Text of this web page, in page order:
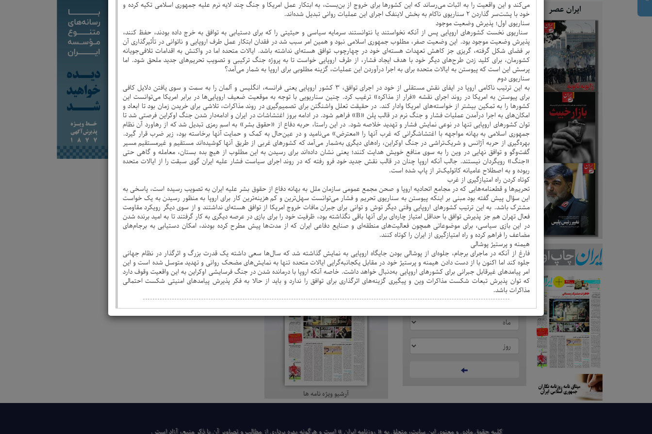
ایران عصر
می‌کند و این واقعیت را به اثبات می‌رساند که این کشورها برای خروج از بن‌بست، به ابتکار عمل امریکا و جنگ چند لایه نرم علیه جمهوری اسلامی تکیه کرده و
خود با پشت‌سر گذاردن 2 سناریوی ناکام به بخش لاینفک اجرای این عملیات روانی تبدیل شده‌اند.
سناریوی اول؛ پذیرش وضعیت موجود
سناریوی نخست کشورهای اروپایی پس از آنکه نخواستند یا نتوانستند سرمایه‌ سیاسی و حیثیتی را که برای دستیابی به توافق به خرج داده بودند، حفظ کنند،
پذیرش وضعیت موجود بود. این وضعیت صفر، مطلوب جمهوری اسلامی نبود و همین امر سبب شد در فقدان ابتکار عمل طرف اروپایی و ناتوانی در تأثیرگذاری آن
بر فضای شکل گرفته، گریزی جز کاهش تعهدات هسته‌ای خود در چهارچوب توافق هسته‌ای نداشته باشد. ایالات متحده اما در واکنش به اقدامات تلافی‌جویانه
کشورمان، برای کلید زدن طرح‌های دیگر خود با هدف ایجاد فشار، از طرف اروپایی خواست تا به پروژه جنگ ترکیبی و تصویب تحریم‌های جدید ملحق شود. اما
پرسش این است که پیوستن به ایالات متحده برای به اجرا درآوردن این عملیات، گزینه مطلوبی برای اروپا به شمار می‌آمد؟
سناریوی دوم
به این ترتیب ناکامی اروپا در ایفای نقش مستقلی از خود در اجرای توافق، 3 کشور اروپایی یعنی فرانسه، انگلیس و آلمان را به سمت و سوی یافتن دلایل کافی
برای پیوستن به امریکا در روند اجرای نقشه «فرار از مذاکره» ترغیب کرد. چنین سناریویی با توجه به موقعیت ضعیف اروپایی‌ها در برابر امریکا می‌توانست این
کشورها را به تمکین بیشتر از خواسته‌های امریکا وادار کند. در حقیقت تعلل واشنگتن برای تصمیم‌گیری در روند مذاکرات، تلاشی برای خریدن زمان بود تا ابعاد و
امکان‌های به اجرا درآمدن عملیات فشار و جنگ نرم در قالب پلن «B» فراهم شود. در ادامه بروز اغتشاشات در ایران و ادامه‌دار شدن جنگ اوکراین فرصتی شد تا
توان کشورهای اروپایی تنها در نوعی نمایش فشار و تهدید خلاصه شود. در این راستا، حربه دفاع از «حقوق بشر» به اسم رمزی تبدیل شد که از رهاورد آن نظام
جمهوری اسلامی به بهانه مواجهه با اغتشاشگرانی که غرب آنها را «معترض» می‌نامید و در عین‌حال به کمک و حمایت آنها برخاسته بود، زیر ضرب قرار گیرد.
بهره‌گیری از حربه آژانس و شریک‌تراشی در جنگ اوکراین، راه‌های دیگری به‌شمار می‌آمد که کشورهای غربی از طریق آنها کوشیده‌اند مستقیم و غیرمستقیم مسیر
گفت‌و‌گو و توافق نهایی در وین را به سوی منافع خویش هدایت کنند؛ یعنی نشان داده‌اند برای رسیدن به این مطلوب از هیچ بده بستان، معامله و گاهی حتی
«جنگ» رویگردان نیستند. جالب آنکه اروپا چنان در قالب نقش جدید خود فرو رفته که در روند اجرای سیاست فشار علیه ایران گوی سبقت را از ایالات متحده
ربوده و به اصطلاح عامیانه کاتولیک‌تر از پاپ شده است.
کوتاه کردن راه امتیازگیری از غرب
تحریم‌ها و قطعنامه‌هایی که در مجامع اتحادیه اروپا و صحن مجمع عمومی سازمان ملل به بهانه دفاع از حقوق بشر علیه ایران به تصویب رسیده است، پاسخی به
این سؤال پیش گفته بود مبنی بر اینکه پیوستن به سناریوی تحریم و فشار می‌توانست سهل‌ترین و کم هزینه‌ترین کار برای اروپا به منظور رسیدن به یک خواست
مشترک باشد. به این ترتیب کشورهای اروپایی وقتی دیگر توش و توانی برای جبران مافات خروج امریکا از توافق هسته‌ای نداشتند و از سوی دیگر رویکرد مقاومت
فعال تهران هم جز پذیرش توافق با حداقل امتیاز چاره‌ای برای آنها باقی نگذاشته بود، ظرفیت خود را برای بازی در عرصه دیگری به کار گرفتند تا به امید برنده شدن
در این بازی سیاسی، برای موضوعاتی همچون فعالیت‌های منطقه‌ای و صنایع دفاعی ایران که از مدت‌ها پیش مطرح کرده بودند، امکان دستیابی به برجام‌های
مضاعف را فراهم کرده و راه امتیازگیری از ایران را کوتاه کنند.
هیمنه و پرستیژ پوشالی
فارغ از آنکه در ماجرای برجام، جلوه‌ای از پوشالی بودن جایگاه اروپایی به نمایش گذاشته شد که سال‌ها سعی داشته یک قدرت بزرگ و اثرگذار در نظام جهانی
جلوه کند اما اکنون با از دست دادن هیمنه و پرستیژ خود در مقابل یکجانبه‌گرایی ایالات متحده تنها به نمایش‌های مضحک روانی و تهدید متوسل شده است و این
امر پیامدهای غیرقابل جبرانی برای کشورهای اروپایی به‌دنبال خواهد داشت. خاصه آنکه اروپا با درمانده شدن در جنگ فرسایشی اوکراین به این واقعیت وقوف دارد
که توان پذیرش تبعات شکست مذاکرات وین و پیگیری گزینه‌های اثرگذاری برای توافق را ندارد و باید از حالا به فکر پذیرش پیامدهای امنیتی شکست احتمالی
مذاکرات باشد.
انتخاب نشریه
جستجو بر اساس تاریخ
ویژه نامه
آرشیو ویژه نامه ها
كلیه حقوق مادی و معنوی این سایت، متعلق به « روزنامه ایران » است و هرگونه بهره ‌برداری از مطالب و تصاویر آن با ذكر منبع، آزاد است .